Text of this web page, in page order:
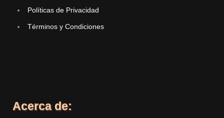
Políticas de Privacidad
Términos y Condiciones
Acerca de: